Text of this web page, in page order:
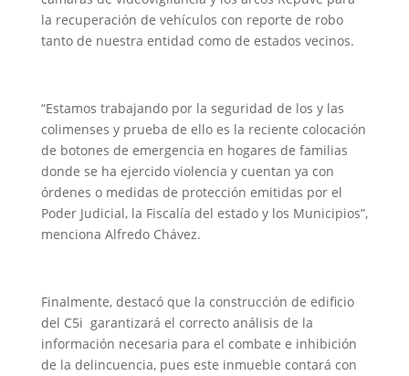
la recuperación de vehículos con reporte de robo
tanto de nuestra entidad como de estados vecinos.
“Estamos trabajando por la seguridad de los y las
colimenses y prueba de ello es la reciente colocación
de botones de emergencia en hogares de familias
donde se ha ejercido violencia y cuentan ya con
órdenes o medidas de protección emitidas por el
Poder Judicial, la Fiscalía del estado y los Municipios”,
menciona Alfredo Chávez.
Finalmente, destacó que la construcción de edificio
del C5i garantizará el correcto análisis de la
información necesaria para el combate e inhibición
de la delincuencia, pues este inmueble contará con